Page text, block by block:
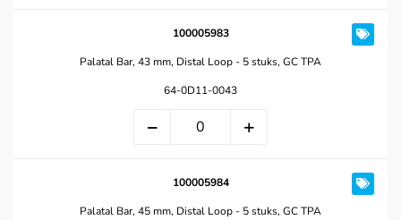
100005983
Palatal Bar, 43 mm, Distal Loop - 5 stuks, GC TPA
64-0D11-0043
100005984
Palatal Bar, 45 mm, Distal Loop - 5 stuks, GC TPA